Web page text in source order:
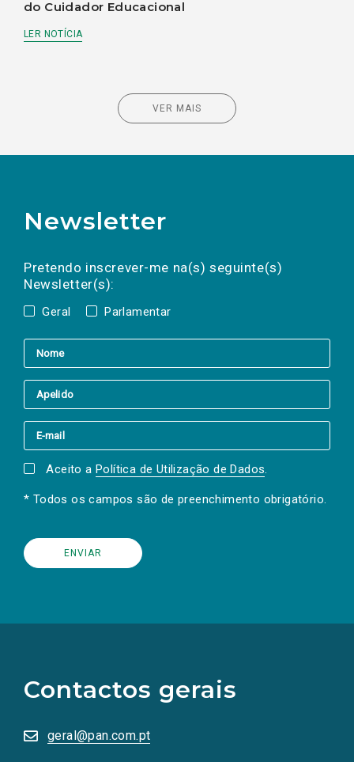
do Cuidador Educacional
LER NOTÍCIA
VER MAIS
Newsletter
Pretendo inscrever-me na(s) seguinte(s)
Newsletter(s):
Geral Parlamentar
a(s) newsletter(s).
mail
Aceito a Política de Utilização de Dados.
* Todos os campos são de preenchimento obrigatório.
Contactos gerais
geral@pan.com.pt
redes
sociais
numa
nova